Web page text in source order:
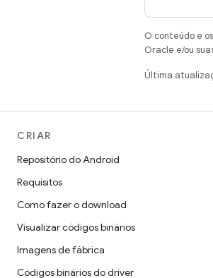
O conteúdo e
Oracle e/ou
Última
CRIAR
Repositório do Android
Requisitos
Como fazer o download
Visualizar códigos binários
Imagens de fábrica
Códigos binários do driver